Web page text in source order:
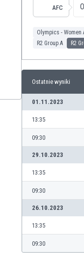
AFC
Olympics - Women
R2 Group A
R2
Ostatnie wyniki
01.11.2023
13:35
09:30
29.10.2023
13:35
09:30
26.10.2023
13:35
09:30